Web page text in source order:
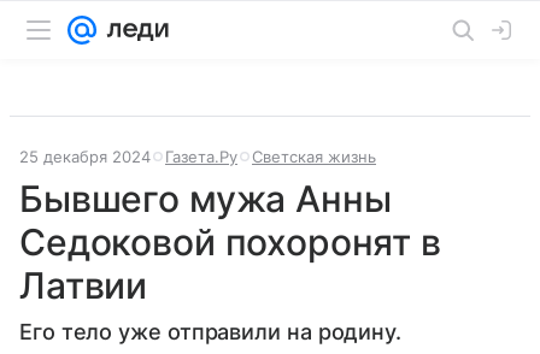
25 декабря 2024 Газета.Ру Светская жизнь
Бывшего мужа Анны
Седоковой похоронят в
Латвии
Его тело уже отправили на родину.